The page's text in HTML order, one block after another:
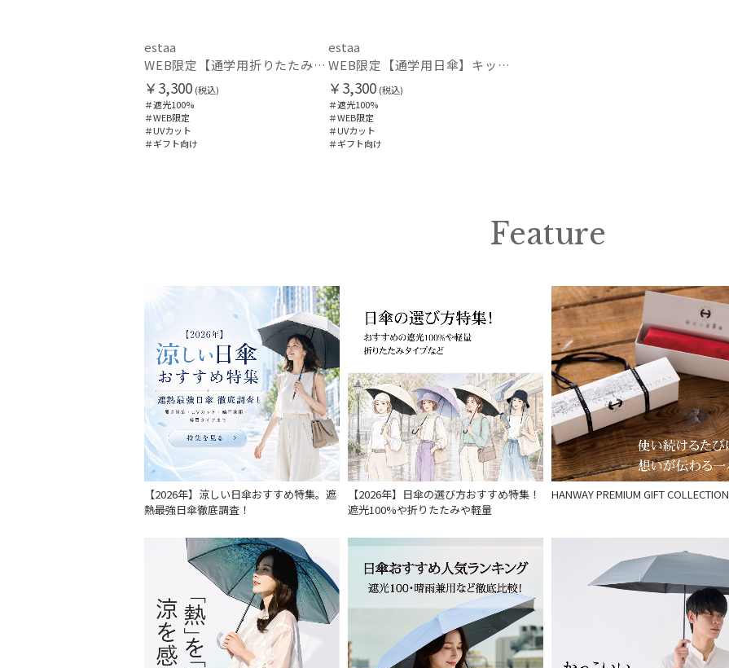
estaa
WEB限定【通学用折りたたみ日傘】キッズ日傘 プレーン 遮光100 UV100 耐風
￥3,300 (税込)
＃遮光100%
＃WEB限定
＃UVカット
＃ギフト向け
estaa
WEB限定【通学用日傘】キッズ日傘 プレーン 遮光100 UV100 耐風
￥3,300 (税込)
＃遮光100%
＃WEB限定
＃UVカット
＃ギフト向け
Feature
【2026年】涼しい日傘おすすめ特集。遮
熱最強日傘徹底調査！
【2026年】日傘の選び方おすすめ特集！
遮光100%や折りたたみや軽量
HANWAY PREMIUM GIFT COLLECTION